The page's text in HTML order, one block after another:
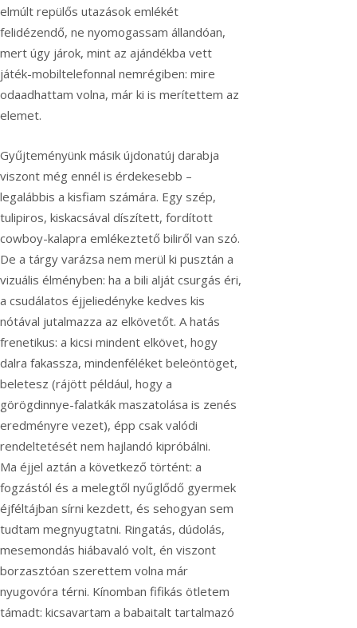
elmúlt repülős utazások emlékét
felidézendő, ne nyomogassam állandóan,
mert úgy járok, mint az ajándékba vett
játék-mobiltelefonnal nemrégiben: mire
odaadhattam volna, már ki is merítettem az
elemet.
Gyűjteményünk másik újdonatúj darabja
viszont még ennél is érdekesebb –
legalábbis a kisfiam számára. Egy szép,
tulipiros, kiskacsával díszített, fordított
cowboy-kalapra emlékeztető biliről van szó.
De a tárgy varázsa nem merül ki pusztán a
vizuális élményben: ha a bili alját csurgás éri,
a csudálatos éjjeliedényke kedves kis
nótával jutalmazza az elkövetőt. A hatás
frenetikus: a kicsi mindent elkövet, hogy
dalra fakassza, mindenféléket beleöntöget,
beletesz (rájött például, hogy a
görögdinnye-falatkák maszatolása is zenés
eredményre vezet), épp csak valódi
rendeltetését nem hajlandó kipróbálni.
Ma éjjel aztán a következő történt: a
fogzástól és a melegtől nyűglődő gyermek
éjféltájban sírni kezdett, és sehogyan sem
tudtam megnyugtatni. Ringatás, dúdolás,
mesemondás hiábavaló volt, én viszont
borzasztóan szerettem volna már
nyugovóra térni. Kínomban fifikás ötletem
támadt: kicsavartam a babaitalt tartalmazó